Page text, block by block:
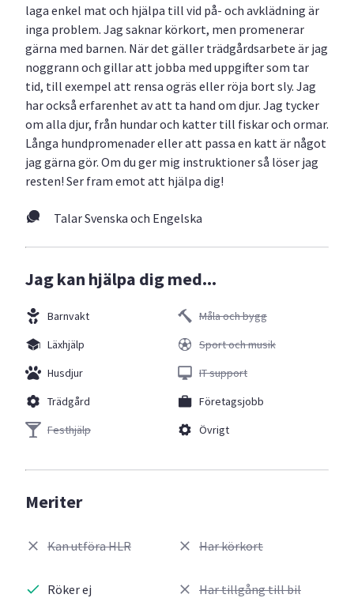
laga enkel mat och hjälpa till vid på- och avklädning är
inga problem. Jag saknar körkort, men promenerar
gärna med barnen. När det gäller trädgårdsarbete är jag
noggrann och gillar att jobba med uppgifter som tar
tid, till exempel att rensa ogräs eller röja bort sly. Jag
har också erfarenhet av att ta hand om djur. Jag tycker
om alla djur, från hundar och katter till fiskar och ormar.
Långa hundpromenader eller att passa en katt är något
jag gärna gör. Om du ger mig instruktioner så löser jag
resten! Ser fram emot att hjälpa dig!
Talar Svenska och Engelska
Jag kan hjälpa dig med...
Barnvakt
Läxhjälp
Husdjur
Trädgård
Festhjälp
Måla och bygg
Sport och musik
IT support
Företagsjobb
Övrigt
Meriter
Kan utföra HLR
Röker ej
Har körkort
Har tillgång till bil